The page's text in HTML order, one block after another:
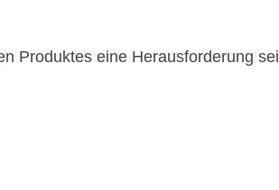
Produktes eine Herausforderung